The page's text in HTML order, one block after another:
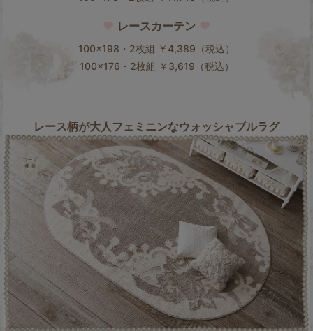
レースカーテン
100×198・2枚組 ￥4,389（税込）
100×176・2枚組 ￥3,619（税込）
レース柄が大人フェミニンなウォッシャブルラグ